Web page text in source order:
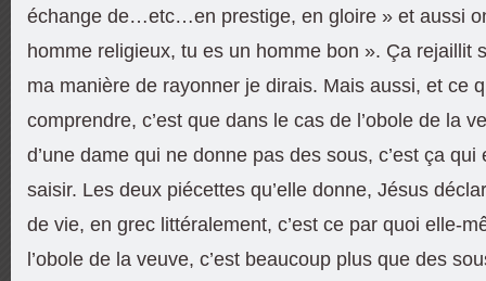
échange de…etc…en prestige, en gloire » et aussi
homme religieux, tu es un homme bon ». Ça rejaillit
ma manière de rayonner je dirais. Mais aussi, et ce
comprendre, c’est que dans le cas de l’obole de la
d’une dame qui ne donne pas des sous, c’est ça
saisir. Les deux piécettes qu’elle donne, Jésus
de vie, en grec littéralement, c’est ce par quoi elle-
l’obole de la veuve, c’est beaucoup plus que des